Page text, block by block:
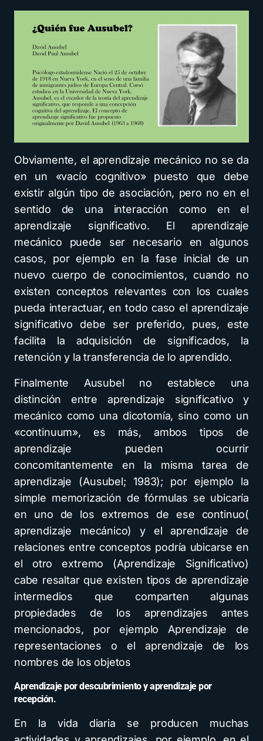
Obviamente, el aprendizaje mecánico no se da
en un «vacío cognitivo» puesto que debe
existir algún tipo de asociación, pero no en el
sentido de una interacción como en el
aprendizaje significativo. El aprendizaje
mecánico puede ser necesario en algunos
casos, por ejemplo en la fase inicial de un
nuevo cuerpo de conocimientos, cuando no
existen conceptos relevantes con los cuales
pueda interactuar, en todo caso el aprendizaje
significativo debe ser preferido, pues, este
facilita la adquisición de significados, la
retención y la transferencia de lo aprendido.
Finalmente Ausubel no establece una
distinción entre aprendizaje significativo y
mecánico como una dicotomía, sino como un
«continuum», es más, ambos tipos de
aprendizaje pueden ocurrir
concomitantemente en la misma tarea de
aprendizaje (Ausubel; 1983); por ejemplo la
simple memorización de fórmulas se ubicaría
en uno de los extremos de ese continuo(
aprendizaje mecánico) y el aprendizaje de
relaciones entre conceptos podría ubicarse en
el otro extremo (Aprendizaje Significativo)
cabe resaltar que existen tipos de aprendizaje
intermedios que comparten algunas
propiedades de los aprendizajes antes
mencionados, por ejemplo Aprendizaje de
representaciones o el aprendizaje de los
nombres de los objetos
Aprendizaje por descubrimiento y aprendizaje por
recepción.
En la vida diaria se producen muchas